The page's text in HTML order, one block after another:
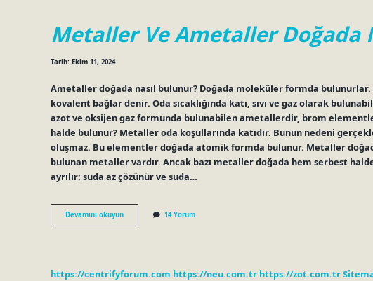
Metaller Ve Ametaller Doğada
Tarih: Ekim 11, 2024
Ametaller doğada nasıl bulunur? Doğada moleküler formda
kovalent bağlar denir. Oda sıcaklığında katı, sıvı ve gaz olarak
azot ve oksijen gaz formunda bulunabilen ametallerdir, brom
halde bulunur? Metaller oda koşullarında katıdır. Bunun nedeni
oluşmaz. Bu elementler doğada atomik formda bulunur. Metaller
bulunan metaller vardır. Ancak bazı metaller doğada hem serbest
ayrılır: suda az çözünür ve suda…
Devamını okuyunMetaller
Ve
14 Yorum
https://centrifyforum.com https://neu.com.tr https://zot.com.tr